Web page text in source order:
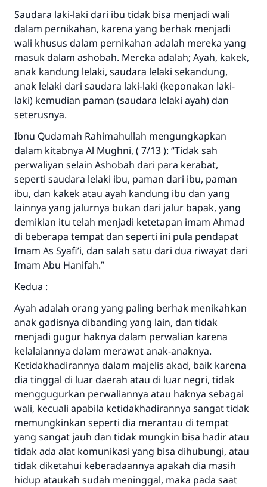
Saudara laki-laki dari ibu tidak bisa menjadi wali
dalam pernikahan, karena yang berhak menjadi
wali khusus dalam pernikahan adalah mereka yang
masuk dalam ashobah. Mereka adalah; Ayah, kakek,
anak kandung lelaki, saudara lelaki sekandung,
anak lelaki dari saudara laki-laki (keponakan laki-
laki) kemudian paman (saudara lelaki ayah) dan
seterusnya.
Ibnu Qudamah Rahimahullah mengungkapkan
dalam kitabnya Al Mughni, ( 7/13 ): “Tidak sah
perwaliyan selain Ashobah dari para kerabat,
seperti saudara lelaki ibu, paman dari ibu, paman
ibu, dan kakek atau ayah kandung ibu dan yang
lainnya yang jalurnya bukan dari jalur bapak, yang
demikian itu telah menjadi ketetapan imam Ahmad
di beberapa tempat dan seperti ini pula pendapat
Imam As Syafi’i, dan salah satu dari dua riwayat dari
Imam Abu Hanifah.”
Kedua :
Ayah adalah orang yang paling berhak menikahkan
anak gadisnya dibanding yang lain, dan tidak
menjadi gugur haknya dalam perwalian karena
kelalaiannya dalam merawat anak-anaknya.
Ketidakhadirannya dalam majelis akad, baik karena
dia tinggal di luar daerah atau di luar negri, tidak
menggugurkan perwaliannya atau haknya sebagai
wali, kecuali apabila ketidakhadirannya sangat tidak
memungkinkan seperti dia merantau di tempat
yang sangat jauh dan tidak mungkin bisa hadir atau
tidak ada alat komunikasi yang bisa dihubungi, atau
tidak diketahui keberadaannya apakah dia masih
hidup ataukah sudah meninggal, maka pada saat